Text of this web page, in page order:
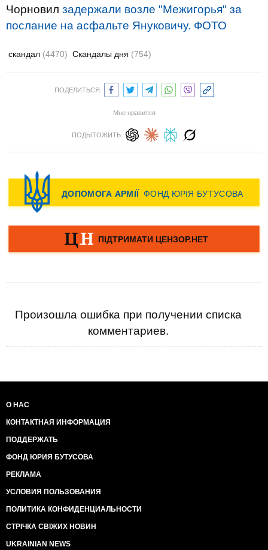
Чорновил задержали возле "Межигорья" за
послание на асфальте Януковичу. ФОТО
скандал (4470) Скандалы дня (754)
ПОДЕЛИТЬСЯ:
Мне нравится
ПОДЫТОЖИТЬ:
Произошла ошибка при получении списка
комментариев.
О НАС
КОНТАКТНАЯ ИНФОРМАЦИЯ
ПОДДЕРЖАТЬ
ФОНД ЮРИЯ БУТУСОВА
РЕКЛАМА
УСЛОВИЯ ПОЛЬЗОВАНИЯ
ПОЛИТИКА КОНФИДЕНЦИАЛЬНОСТИ
СТРІЧКА СВІЖИХ НОВИН
UKRAINIAN NEWS